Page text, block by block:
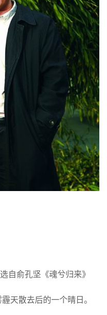
魂兮归来》
散去后的一个晴日。